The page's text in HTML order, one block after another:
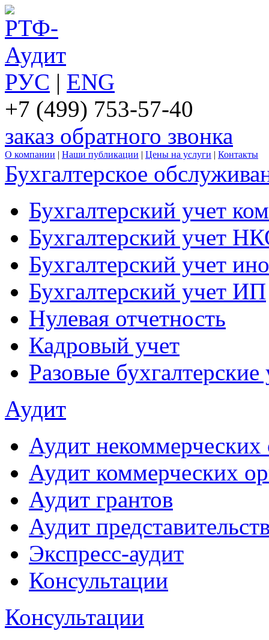
РУС | ENG
+7 (499) 753-57-40
заказ обратного звонка
О компании | Наши публикации | Цены на услуги | Контакты
Бухгалтерское
Бухгалтерский учет
Бухгалтерский учет
Бухгалтерский учет
Бухгалтерский учет ИП
Нулевая отчетность
Кадровый учет
Разовые бухгалтерские
Аудит
Аудит некоммерческих
Аудит коммерческих
Аудит грантов
Аудит
Экспресс-аудит
Консультации
Консультации